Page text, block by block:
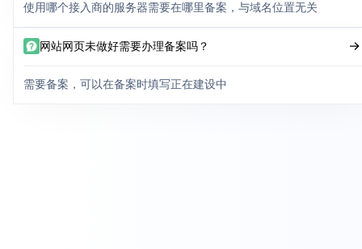
使用哪个接入商的服务器需要在哪里备案，与域名位置无关
网站网页未做好需要办理备案吗？
需要备案，可以在备案时填写正在建设中